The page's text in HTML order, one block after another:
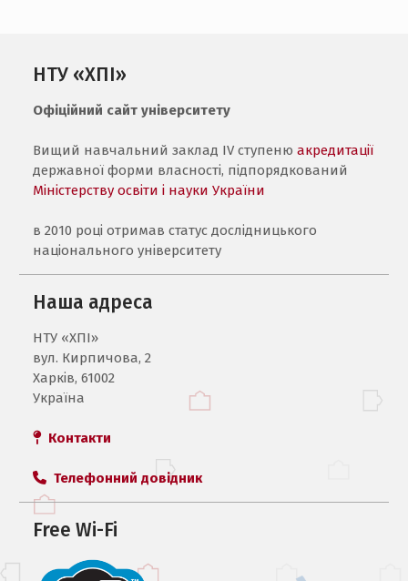
НТУ «ХПІ»
Офіційний сайт університету
Вищий навчальний заклад IV ступенюакредитації
державної форми власності, підпорядкований
Міністерству освіти і науки України
в 2010 році отримав статус дослідницького
національного університету
Наша адреса
НТУ «ХПI»
вул. Кирпичова, 2
Харків, 61002
Україна
Контакти
Телефонний довідник
Free Wi-Fi